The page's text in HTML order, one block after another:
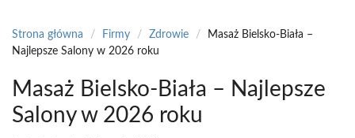
Strona główna / Firmy / Zdrowie /
Masaż Bielsko-Biała –
Najlepsze Salony w 2026 roku
Masaż Bielsko-Biała – Najlepsze
Salony w 2026 roku